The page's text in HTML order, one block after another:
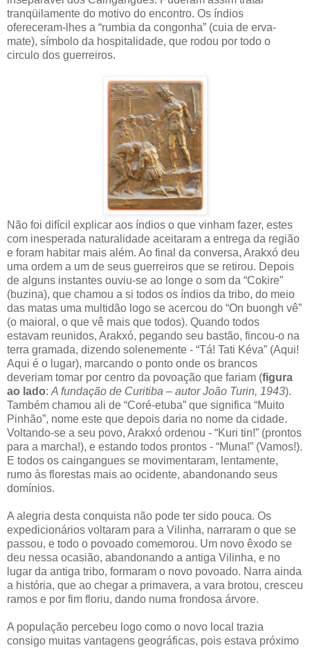
tranqüilamente do motivo do encontro. Os índios
ofereceram-lhes a “rumbia da congonha” (cuia de erva-
mate), símbolo da hospitalidade, que rodou por todo o
circulo dos guerreiros.
Não foi difícil explicar aos índios o que vinham fazer, estes
com inesperada naturalidade aceitaram a entrega da região
e foram habitar mais além. Ao final da conversa, Arakxó deu
uma ordem a um de seus guerreiros que se retirou. Depois
de alguns instantes ouviu-se ao longe o som da “Cokire”
(buzina), que chamou a si todos os índios da tribo, do meio
das matas uma multidão logo se acercou do “On buongh vê”
(o maioral, o que vê mais que todos). Quando todos
estavam reunidos, Arakxó, pegando seu bastão, fincou-o na
terra gramada, dizendo solenemente - “Tá! Tati Kéva” (Aqui!
Aqui é o lugar), marcando o ponto onde os brancos
deveriam tomar por centro da povoação que fariam (figura
ao lado: A fundação de Curitiba – autor João Turin, 1943).
Também chamou ali de “Coré-etuba” que significa “Muito
Pinhão”, nome este que depois daria no nome da cidade.
Voltando-se a seu povo, Arakxó ordenou - “Kuri tin!” (prontos
para a marcha!), e estando todos prontos - “Muna!” (Vamos!).
E todos os caingangues se movimentaram, lentamente,
rumo às florestas mais ao ocidente, abandonando seus
domínios.
A alegria desta conquista não pode ter sido pouca. Os
expedicionários voltaram para a Vilinha, narraram o que se
passou, e todo o povoado comemorou. Um novo êxodo se
deu nessa ocasião, abandonando a antiga Vilinha, e no
lugar da antiga tribo, formaram o novo povoado. Narra ainda
a história, que ao chegar a primavera, a vara brotou, cresceu
ramos e por fim floriu, dando numa frondosa árvore.
A população percebeu logo como o novo local trazia
consigo muitas vantagens geográficas, pois estava próximo